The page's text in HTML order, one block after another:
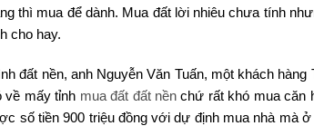
thì mua để dành. Mua đất lời nhiêu chưa tính
cho hay.
đất nền, anh Nguyễn Văn Tuấn, một khách
về mấy tỉnh mua đất đất nền chứ rất khó mua căn
số tiền 900 triệu đồng với dự định mua nhà mà